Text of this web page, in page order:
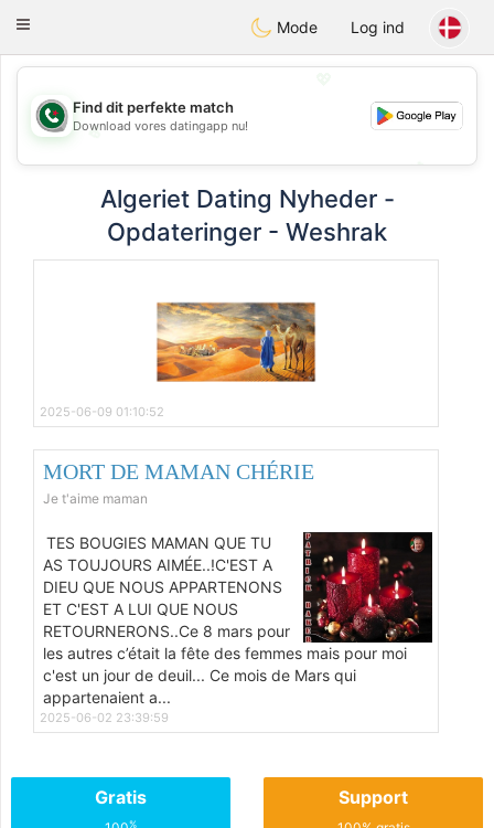
Weshrak
Toggle
Mode Log ind
💖
💕
Find dit perfekte match
Download vores datingapp nu!
Algeriet Dating Nyheder -
Opdateringer - Weshrak
2025-06-09 01:10:52
MORT DE MAMAN CHÉRIE
Je t'aime maman
TES BOUGIES MAMAN QUE TU
AS TOUJOURS AIMÉE..!C'EST A
DIEU QUE NOUS APPARTENONS
ET C'EST A LUI QUE NOUS
RETOURNERONS..Ce 8 mars pour
les autres c’était la fête des femmes mais pour moi
c'est un jour de deuil... Ce mois de Mars qui
appartenaient a...
2025-06-02 23:39:59
Gratis
%
Support